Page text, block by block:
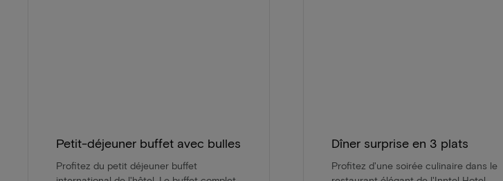
Petit-déjeuner buffet avec bulles
Profitez du petit déjeuner buffet
Dîner surprise en 3 plats
Profitez d'une soirée culinaire dans le